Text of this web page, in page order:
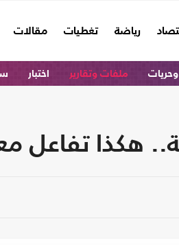
رياضة تغطيات مقالات
ملفات وتقارير اختبار
هكذا تفاعل